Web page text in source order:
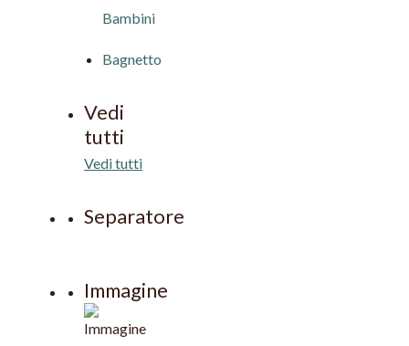
Bambini
Bagnetto
Vedi
tutti
Vedi tutti
Separatore
Immagine